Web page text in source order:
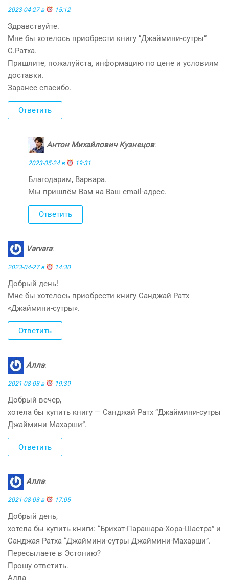
2023-04-27 в 15:12
Здравствуйте.
Мне бы хотелось приобрести книгу “Джаймини-сутры”
С.Ратха.
Пришлите, пожалуйста, информацию по цене и условиям
доставки.
Заранее спасибо.
Ответить
Антон Михайлович Кузнецов:
2023-05-24 в 19:31
Благодарим, Варвара.
Мы пришлём Вам на Ваш email-адрес.
Ответить
Varvara:
2023-04-27 в 14:30
Добрый день!
Мне бы хотелось приобрести книгу Санджай Ратх
«Джаймини-сутры».
Ответить
Алла:
2021-08-03 в 19:39
Добрый вечер,
хотела бы купить книгу — Санджай Ратх “Джаймини-сутры
Джаймини Махарши”.
Ответить
Алла:
2021-08-03 в 17:05
Добрый день,
хотела бы купить книги: “Брихат-Парашара-Хора-Шастра” и
Санджая Ратха “Джаймини-сутры Джаймини-Махарши”.
Пересылаете в Эстонию?
Прошу ответить.
Алла